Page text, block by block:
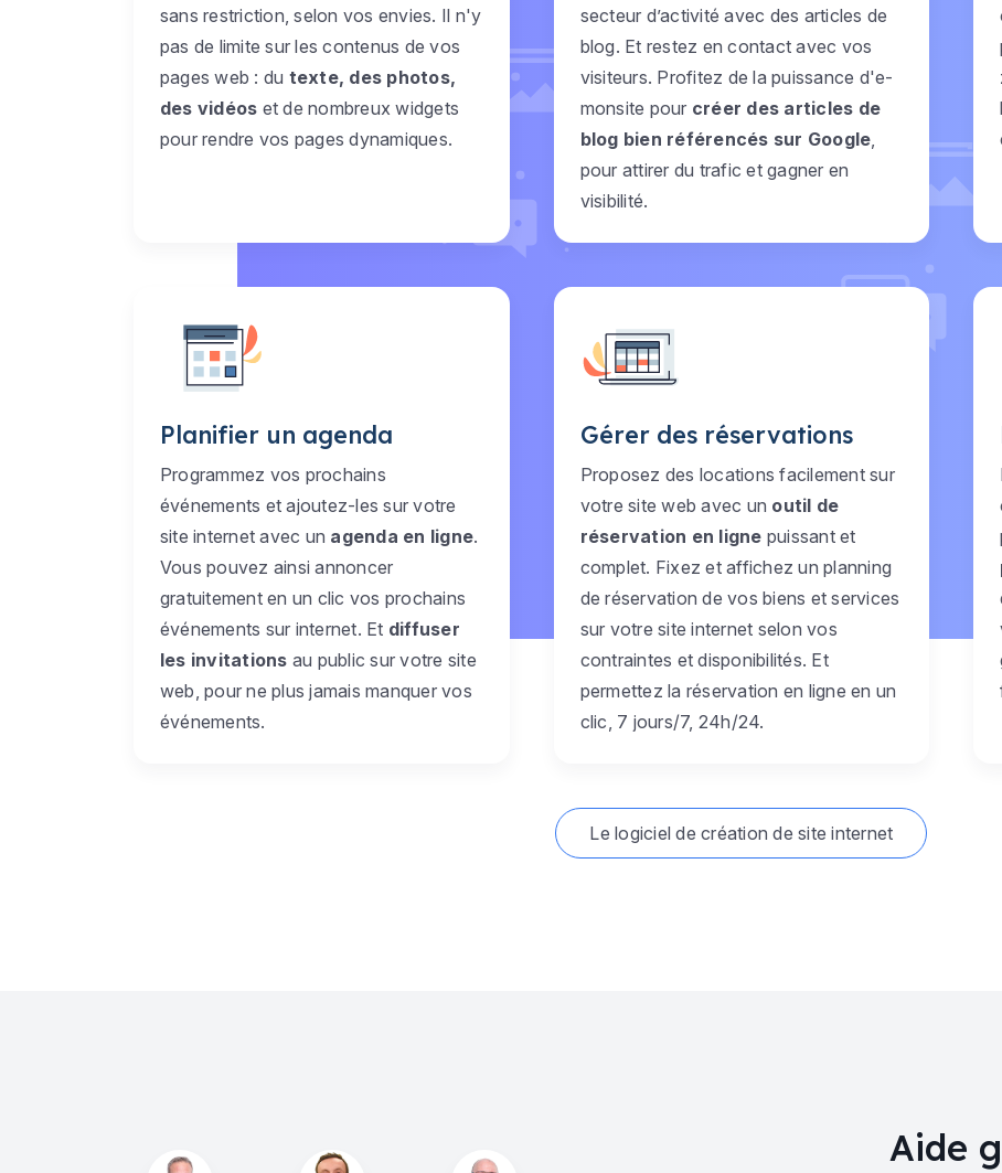
sans restriction, selon vos envies. Il n'y
pas de limite sur les contenus de vos
pages web : du texte, des photos,
des vidéos et de nombreux widgets
pour rendre vos pages dynamiques.
secteur d’activité avec des articles de
blog. Et restez en contact avec vos
visiteurs. Profitez de la puissance d'e-
monsite pour créer des articles de
blog bien référencés sur Google
pour attirer du trafic et gagner en
visibilité.
Planifier un agenda
Programmez vos prochains
événements et ajoutez-les sur votre
site internet avec un agenda en ligne.
Vous pouvez ainsi annoncer
gratuitement en un clic vos prochains
événements sur internet. Et diffuser
les invitations au public sur votre site
web, pour ne plus jamais manquer vos
événements.
Gérer des réservations
Proposez des locations facilement sur
votre site web avec un outil de
réservation en ligne puissant et
complet. Fixez et affichez un planning
de réservation de vos biens et services
sur votre site internet selon vos
contraintes et disponibilités. Et
permettez la réservation en ligne en un
clic, 7 jours/7, 24h/24.
Le logiciel de création de site internet
Aide